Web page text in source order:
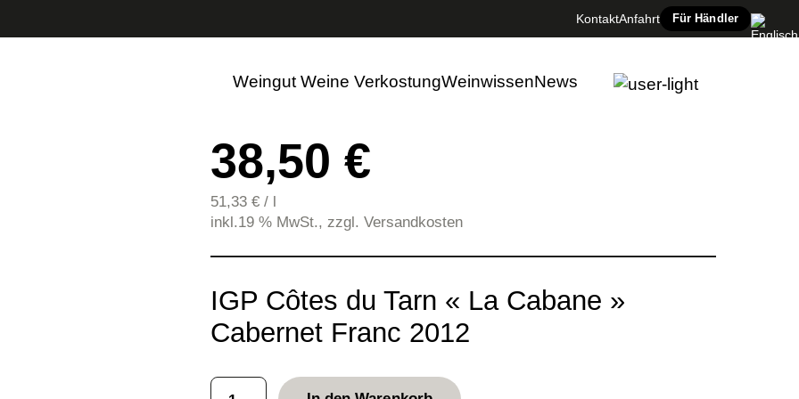
KontaktAnfahrt Für Händler
Weingut Weine VerkostungWeinwissenNews
La Cabane 2012
38,50 €
51,33 € /
inkl.19 % MwSt., zzgl. Versandkosten
IGP Côtes du Tarn « La Cabane »
Cabernet Franc 2012
L